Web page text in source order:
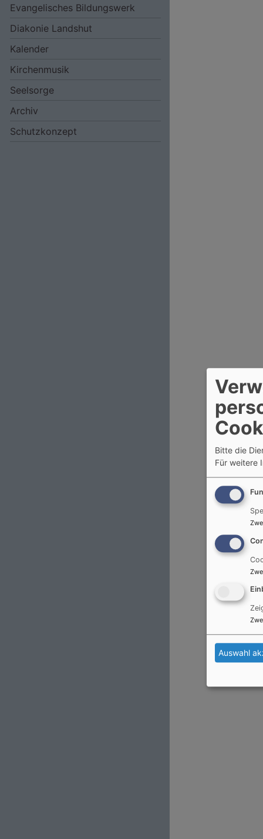
Evangelisches Bildungswerk
Diakonie Landshut
Kalender
Kirchenmusik
Seelsorge
Archiv
Schutzkonzept
Bitte die
Für weitere
Auswahl